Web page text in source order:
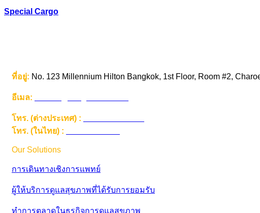
Special Cargo
ที่อยู่: No. 123 Millennium Hilton Bangkok, 1st Floor, Room #2,
อีเมล:
โทร. (ต่างประเทศ) :
โทร. (ในไทย) :
Our Solutions
การเดินทางเชิงการแพทย์
ผู้ให้บริการดูแลสุขภาพที่ได้รับการยอมรับ
ทำการตลาดในธุรกิจการดูแลสุขภาพ